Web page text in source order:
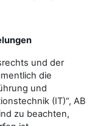
und der
die
und
(IT)“, AB
zu beachten,